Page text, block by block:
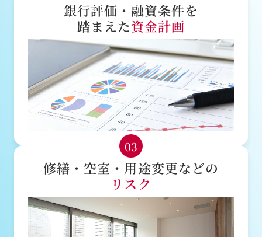
銀行評価・融資条件を
踏まえた資金計画
03
修繕・空室・用途変更などの
リスク